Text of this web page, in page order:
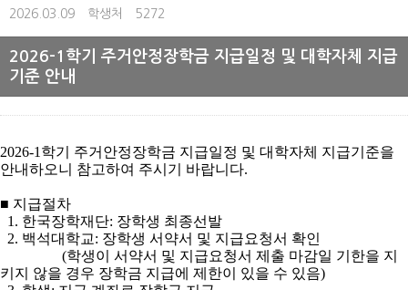
2026.03.09 학생처 5272
2026-1학기 주거안정장학금 지급일정 및 대학자체 지급
기준 안내
2026-1 학기 주거안정장학금 지급일정 및 대학자체 지급기준을
안내하오니 참고하여 주시기 바랍니다.
■ 지급절차
1. 한국장학재단: 장학생 최종선발
2. 백석대학교: 장학생 서약서 및 지급요청서 확인
(학생이 서약서 및 지급요청서 제출 마감일 기한을 지
키지 않을 경우 장학금 지급에 제한이 있을 수 있음)